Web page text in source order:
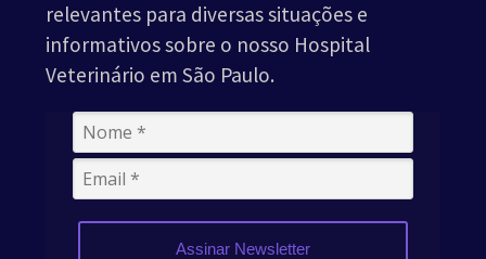
relevantes para diversas situações e
informativos sobre o nosso Hospital
Veterinário em São Paulo.
Assinar Newsletter